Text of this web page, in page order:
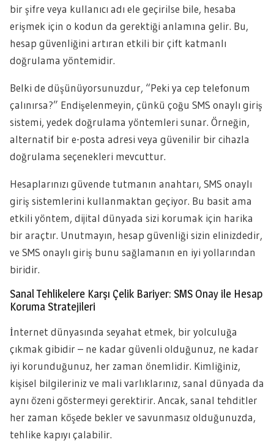
bir şifre veya kullanıcı adı ele geçirilse bile, hesaba
erişmek için o kodun da gerektiği anlamına gelir. Bu,
hesap güvenliğini artıran etkili bir çift katmanlı
doğrulama yöntemidir.
Belki de düşünüyorsunuzdur, “Peki ya cep telefonum
çalınırsa?” Endişelenmeyin, çünkü çoğu SMS onaylı giriş
sistemi, yedek doğrulama yöntemleri sunar. Örneğin,
alternatif bir e-posta adresi veya güvenilir bir cihazla
doğrulama seçenekleri mevcuttur.
Hesaplarınızı güvende tutmanın anahtarı, SMS onaylı
giriş sistemlerini kullanmaktan geçiyor. Bu basit ama
etkili yöntem, dijital dünyada sizi korumak için harika
bir araçtır. Unutmayın, hesap güvenliği sizin elinizdedir,
ve SMS onaylı giriş bunu sağlamanın en iyi yollarından
biridir.
Sanal Tehlikelere Karşı Çelik Bariyer: SMS Onay ile Hesap
Koruma Stratejileri
İnternet dünyasında seyahat etmek, bir yolculuğa
çıkmak gibidir – ne kadar güvenli olduğunuz, ne kadar
iyi korunduğunuz, her zaman önemlidir. Kimliğiniz,
kişisel bilgileriniz ve mali varlıklarınız, sanal dünyada da
aynı özeni göstermeyi gerektirir. Ancak, sanal tehditler
her zaman köşede bekler ve savunmasız olduğunuzda,
tehlike kapıyı çalabilir.